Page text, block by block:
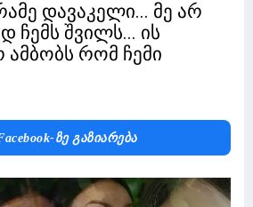
დავაკელი... მე არ
ჩემს შვილს... ის
რომ ჩემი
Ზე Გაზიარება